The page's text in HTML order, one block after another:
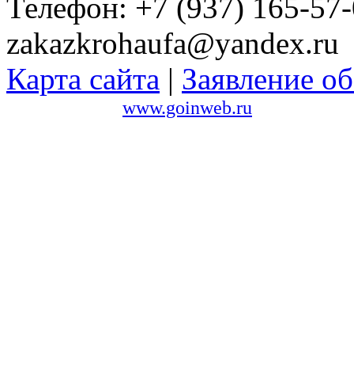
Телефон: +7 (937) 165-
zakazkrohaufa@yandex.ru
Карта сайта | Заявление
www.goinweb.ru